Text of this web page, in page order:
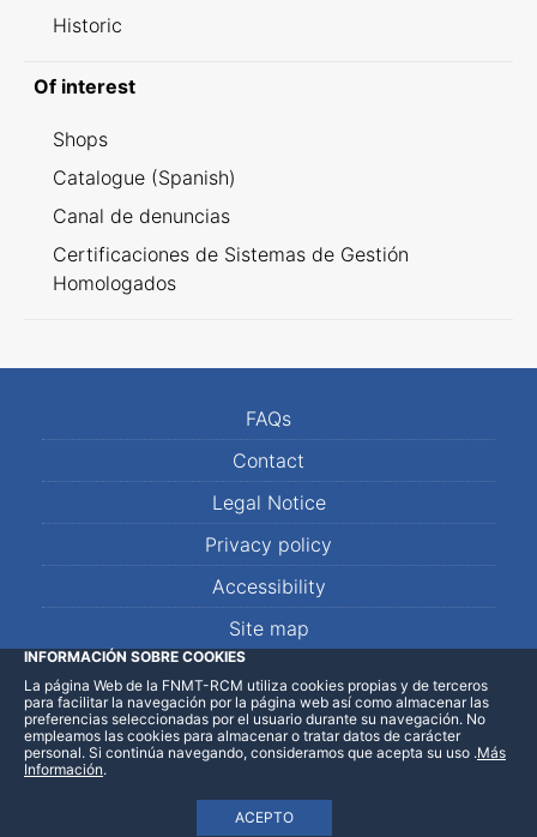
Historic
Of interest
Shops
Catalogue (Spanish)
Canal de denuncias
Certificaciones de Sistemas de Gestión
Homologados
FAQs
Contact
Legal Notice
Privacy policy
Accessibility
Site map
LinkedInFacebookWhatsApp
INFORMACIÓN SOBRE COOKIES
La página Web de la FNMT-RCM utiliza cookies propias y de terceros
para facilitar la navegación por la página web así como almacenar las
preferencias seleccionadas por el usuario durante su navegación. No
empleamos las cookies para almacenar o tratar datos de carácter
personal. Si continúa navegando, consideramos que acepta su uso
ACEPTO
.Más
Información.